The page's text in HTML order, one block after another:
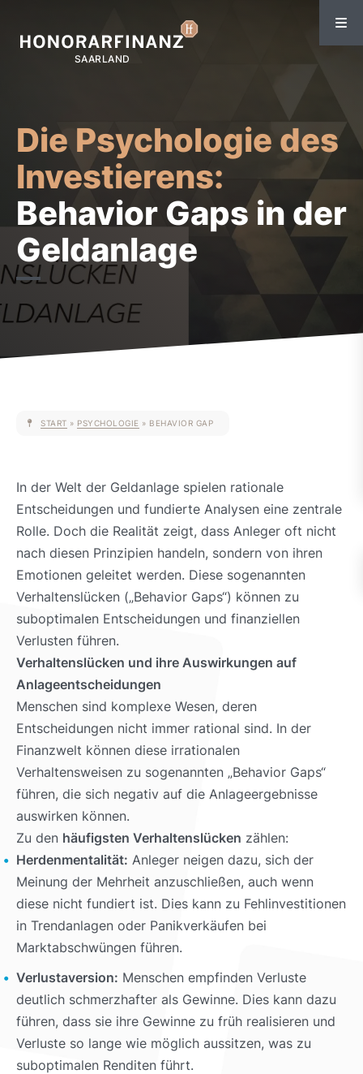
Die Psychologie des
Investierens:
Behavior Gaps in der
Geldanlage
START » PSYCHOLOGIE » BEHAVIOR GAP
In der Welt der Geldanlage spielen rationale
Entscheidungen und fundierte Analysen eine zentrale
Rolle. Doch die Realität zeigt, dass Anleger oft nicht
nach diesen Prinzipien handeln, sondern von ihren
Emotionen geleitet werden. Diese sogenannten
Verhaltenslücken („Behavior Gaps“) können zu
suboptimalen Entscheidungen und finanziellen
Verlusten führen.
Verhaltenslücken und ihre Auswirkungen auf
Anlageentscheidungen
Menschen sind komplexe Wesen, deren
Entscheidungen nicht immer rational sind. In der
Finanzwelt können diese irrationalen
Verhaltensweisen zu sogenannten „Behavior Gaps“
führen, die sich negativ auf die Anlageergebnisse
auswirken können.
Zu den häufigsten Verhaltenslücken zählen:
Herdenmentalität: Anleger neigen dazu, sich der
Meinung der Mehrheit anzuschließen, auch wenn
diese nicht fundiert ist. Dies kann zu Fehlinvestitionen
in Trendanlagen oder Panikverkäufen bei
Marktabschwüngen führen.
Verlustaversion: Menschen empfinden Verluste
deutlich schmerzhafter als Gewinne. Dies kann dazu
führen, dass sie ihre Gewinne zu früh realisieren und
Verluste so lange wie möglich aussitzen, was zu
suboptimalen Renditen führt.